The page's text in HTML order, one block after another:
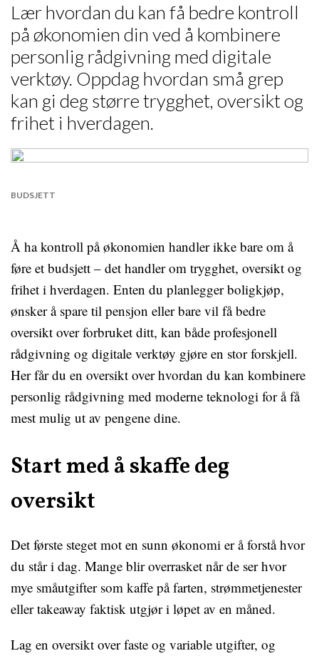
Lær hvordan du kan få bedre kontroll
på økonomien din ved å kombinere
personlig rådgivning med digitale
verktøy. Oppdag hvordan små grep
kan gi deg større trygghet, oversikt og
frihet i hverdagen.
BUDSJETT
Å ha kontroll på økonomien handler ikke bare om å
føre et budsjett – det handler om trygghet, oversikt og
frihet i hverdagen. Enten du planlegger boligkjøp,
ønsker å spare til pensjon eller bare vil få bedre
oversikt over forbruket ditt, kan både profesjonell
rådgivning og digitale verktøy gjøre en stor forskjell.
Her får du en oversikt over hvordan du kan kombinere
personlig rådgivning med moderne teknologi for å få
mest mulig ut av pengene dine.
Start med å skaffe deg
oversikt
Det første steget mot en sunn økonomi er å forstå hvor
du står i dag. Mange blir overrasket når de ser hvor
mye småutgifter som kaffe på farten, strømmetjenester
eller takeaway faktisk utgjør i løpet av en måned.
Lag en oversikt over faste og variable utgifter, og